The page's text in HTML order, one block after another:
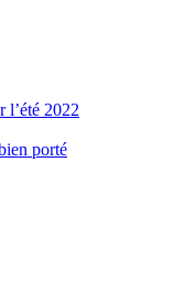
l’été 2022
porté